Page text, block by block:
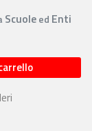
Scuoleed Enti